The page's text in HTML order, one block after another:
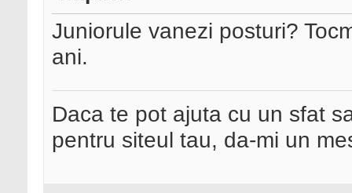
Juniorule vanezi posturi?
ani.
Daca te pot ajuta cu un sfat
pentru siteul tau, da-mi un